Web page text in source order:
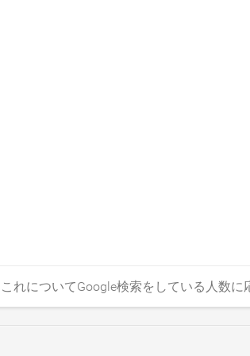
れについてGoogle検索をしている人数に